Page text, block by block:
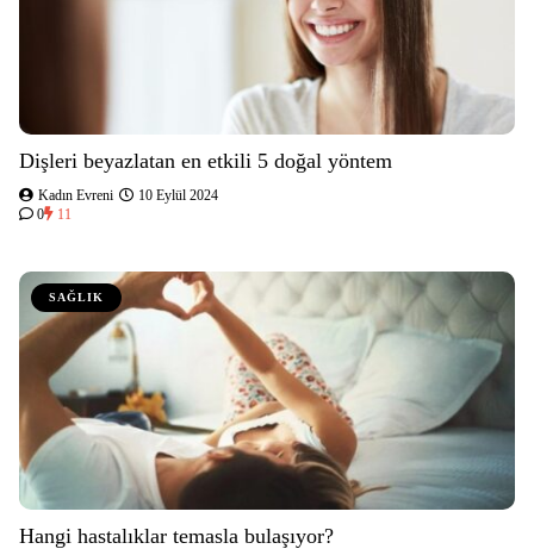
Dişleri beyazlatan en etkili 5 doğal yöntem
Kadın Evreni
10 Eylül 2024
0
11
SAĞLIK
Hangi hastalıklar temasla bulaşıyor?